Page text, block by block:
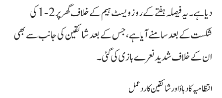
دیا ہے۔ یہ فیصلہ ہفتے کے روز ویسٹ ہیم کے خلاف گھر پر 2-1 کی
شکست کے بعد سامنے آیا ہے، جس کے بعد شائقین کی جانب سے بھی
ان کے خلاف شدید نعرے بازی کی گئی۔
انتظامیہ کا دباؤ اور شائقین کا ردعمل